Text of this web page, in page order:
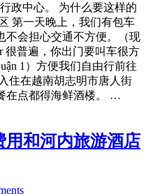
政中心。 为什么要这样的
第一天晚上，我们有包车
不会担心交通不方便。（现
很普遍，你出门要叫车很方
1）方便我们自由行前往
住在越南胡志明市唐人街
在点都得海鲜酒楼。 …
用和河内旅游酒店